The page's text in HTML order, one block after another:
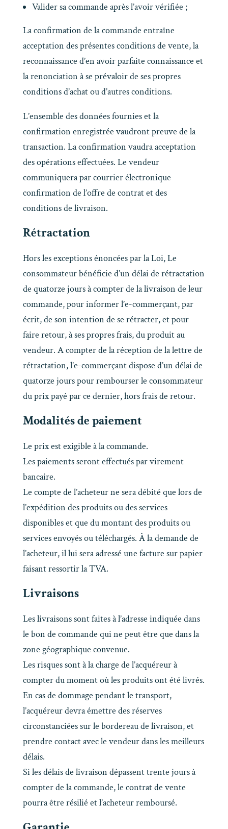
Valider sa commande après l’avoir vérifiée ;
La confirmation de la commande entraîne
acceptation des présentes conditions de vente, la
reconnaissance d’en avoir parfaite connaissance et
la renonciation à se prévaloir de ses propres
conditions d’achat ou d’autres conditions.
L’ensemble des données fournies et la
confirmation enregistrée vaudront preuve de la
transaction. La confirmation vaudra acceptation
des opérations effectuées. Le vendeur
communiquera par courrier électronique
confirmation de l’offre de contrat et des
conditions de livraison.
Rétractation
Hors les exceptions énoncées par la Loi, Le
consommateur bénéficie d’un délai de rétractation
de quatorze jours à compter de la livraison de leur
commande, pour informer l’e-commerçant, par
écrit, de son intention de se rétracter, et pour
faire retour, à ses propres frais, du produit au
vendeur. A compter de la réception de la lettre de
rétractation, l’e-commerçant dispose d’un délai de
quatorze jours pour rembourser le consommateur
du prix payé par ce dernier, hors frais de retour.
Modalités de paiement
Le prix est exigible à la commande.
Les paiements seront effectués par virement
bancaire.
Le compte de l’acheteur ne sera débité que lors de
l’expédition des produits ou des services
disponibles et que du montant des produits ou
services envoyés ou téléchargés. À la demande de
l’acheteur, il lui sera adressé une facture sur papier
faisant ressortir la TVA.
Livraisons
Les livraisons sont faites à l’adresse indiquée dans
le bon de commande qui ne peut être que dans la
zone géographique convenue.
Les risques sont à la charge de l’acquéreur à
compter du moment où les produits ont été livrés.
En cas de dommage pendant le transport,
l’acquéreur devra émettre des réserves
circonstanciées sur le bordereau de livraison, et
prendre contact avec le vendeur dans les meilleurs
délais.
Si les délais de livraison dépassent trente jours à
compter de la commande, le contrat de vente
pourra être résilié et l’acheteur remboursé.